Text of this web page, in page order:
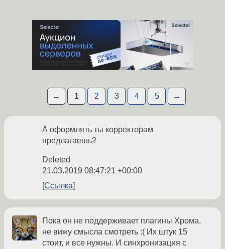
← 1 2 3 4 5 →
А оформлять ты корректорам
предлагаешь?
Deleted
21.03.2019 08:47:21 +00:00
Ссылка
Пока он не поддерживает плагины Хрома,
не вижу смысла смотреть :( Их штук 15
стоит, и все нужны. И синхронизация с